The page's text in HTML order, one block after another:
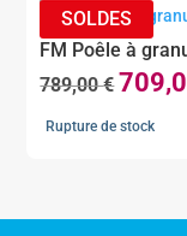
FM Poêle à
789,00€ Le
prix
Rupture de stock